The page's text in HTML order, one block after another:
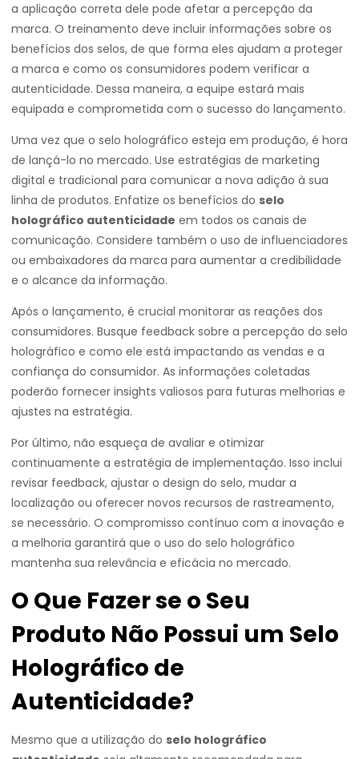
a aplicação correta dele pode afetar a percepção da
marca. O treinamento deve incluir informações sobre os
benefícios dos selos, de que forma eles ajudam a proteger
a marca e como os consumidores podem verificar a
autenticidade. Dessa maneira, a equipe estará mais
equipada e comprometida com o sucesso do lançamento.
Uma vez que o selo holográfico esteja em produção, é hora
de lançá-lo no mercado. Use estratégias de marketing
digital e tradicional para comunicar a nova adição à sua
linha de produtos. Enfatize os benefícios do selo
holográfico autenticidade em todos os canais de
comunicação. Considere também o uso de influenciadores
ou embaixadores da marca para aumentar a credibilidade
e o alcance da informação.
Após o lançamento, é crucial monitorar as reações dos
consumidores. Busque feedback sobre a percepção do selo
holográfico e como ele está impactando as vendas e a
confiança do consumidor. As informações coletadas
poderão fornecer insights valiosos para futuras melhorias e
ajustes na estratégia.
Por último, não esqueça de avaliar e otimizar
continuamente a estratégia de implementação. Isso inclui
revisar feedback, ajustar o design do selo, mudar a
localização ou oferecer novos recursos de rastreamento,
se necessário. O compromisso contínuo com a inovação e
a melhoria garantirá que o uso do selo holográfico
mantenha sua relevância e eficácia no mercado.
O Que Fazer se o Seu
Produto Não Possui um Selo
Holográfico de
Autenticidade?
Mesmo que a utilização do selo holográfico